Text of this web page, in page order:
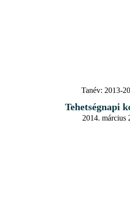
Tanév: 2013-
Tehetségnapi
2014. március